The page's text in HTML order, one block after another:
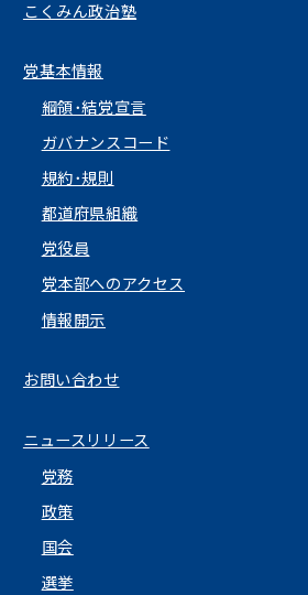
こくみん政治塾
党基本情報
綱領･結党宣言
ガバナンスコード
規約･規則
都道府県組織
党役員
党本部へのアクセス
情報開示
お問い合わせ
ニュースリリース
党務
政策
国会
選挙